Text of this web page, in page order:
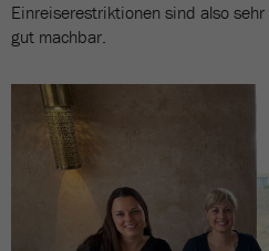
Einreiserestriktionen sind also
gut machbar.